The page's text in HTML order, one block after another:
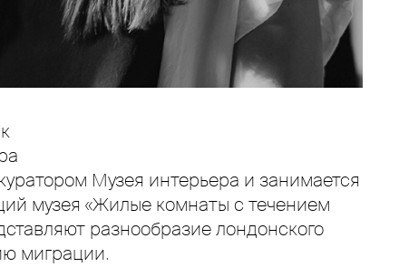
Музея интерьера и занимается
музея «Жилые комнаты с течением
разнообразие лондонского
миграции.